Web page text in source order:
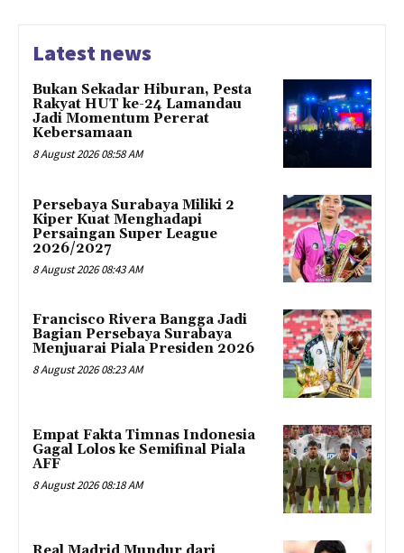
Latest news
Bukan Sekadar Hiburan, Pesta
Rakyat HUT ke-24 Lamandau
Jadi Momentum Pererat
Kebersamaan
8 August 2026 08:58 AM
Persebaya Surabaya Miliki 2
Kiper Kuat Menghadapi
Persaingan Super League
2026/2027
8 August 2026 08:43 AM
Francisco Rivera Bangga Jadi
Bagian Persebaya Surabaya
Menjuarai Piala Presiden 2026
8 August 2026 08:23 AM
Empat Fakta Timnas Indonesia
Gagal Lolos ke Semifinal Piala
AFF
8 August 2026 08:18 AM